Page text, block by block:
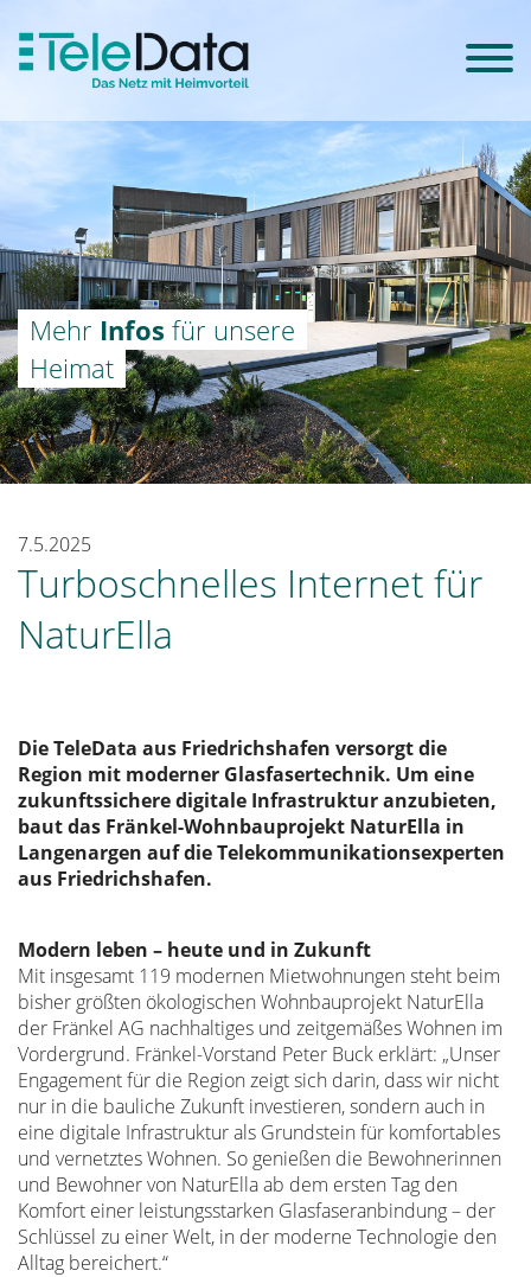
Mehr Infos für unsere
Heimat
7.5.2025
Turboschnelles Internet für
NaturElla
Die TeleData aus Friedrichshafen versorgt die
Region mit moderner Glasfasertechnik. Um eine
zukunftssichere digitale Infrastruktur anzubieten,
baut das Fränkel-Wohnbauprojekt NaturElla in
Langenargen auf die Telekommunikationsexperten
aus Friedrichshafen.
Modern leben – heute und in Zukunft
Mit insgesamt 119 modernen Mietwohnungen steht beim
bisher größten ökologischen Wohnbauprojekt NaturElla
der Fränkel AG nachhaltiges und zeitgemäßes Wohnen im
Vordergrund. Fränkel-Vorstand Peter Buck erklärt: „Unser
Engagement für die Region zeigt sich darin, dass wir nicht
nur in die bauliche Zukunft investieren, sondern auch in
eine digitale Infrastruktur als Grundstein für komfortables
und vernetztes Wohnen. So genießen die Bewohnerinnen
und Bewohner von NaturElla ab dem ersten Tag den
Komfort einer leistungsstarken Glasfaseranbindung – der
Schlüssel zu einer Welt, in der moderne Technologie den
Alltag bereichert.“